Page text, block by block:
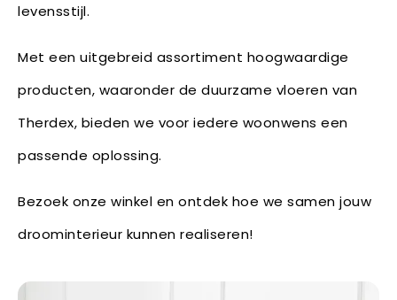
levensstijl.
Met een uitgebreid assortiment hoogwaardige
producten, waaronder de duurzame vloeren van
Therdex, bieden we voor iedere woonwens een
passende oplossing.
Bezoek onze winkel en ontdek hoe we samen jouw
droominterieur kunnen realiseren!